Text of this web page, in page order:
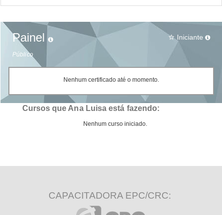
Painel
Público
star_border Iniciante
Nenhum certificado até o momento.
Cursos que Ana Luisa está fazendo:
Nenhum curso iniciado.
CAPACITADORA EPC/CRC: